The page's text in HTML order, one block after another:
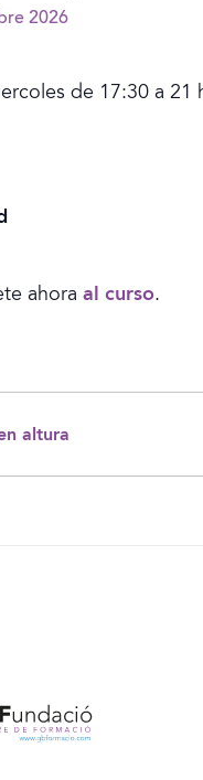
2026
de 17:30 a 21
ahora al curso.
altura